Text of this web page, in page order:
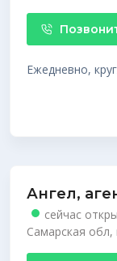
Ежедневно,
Ангел,
сейчас
Самарская